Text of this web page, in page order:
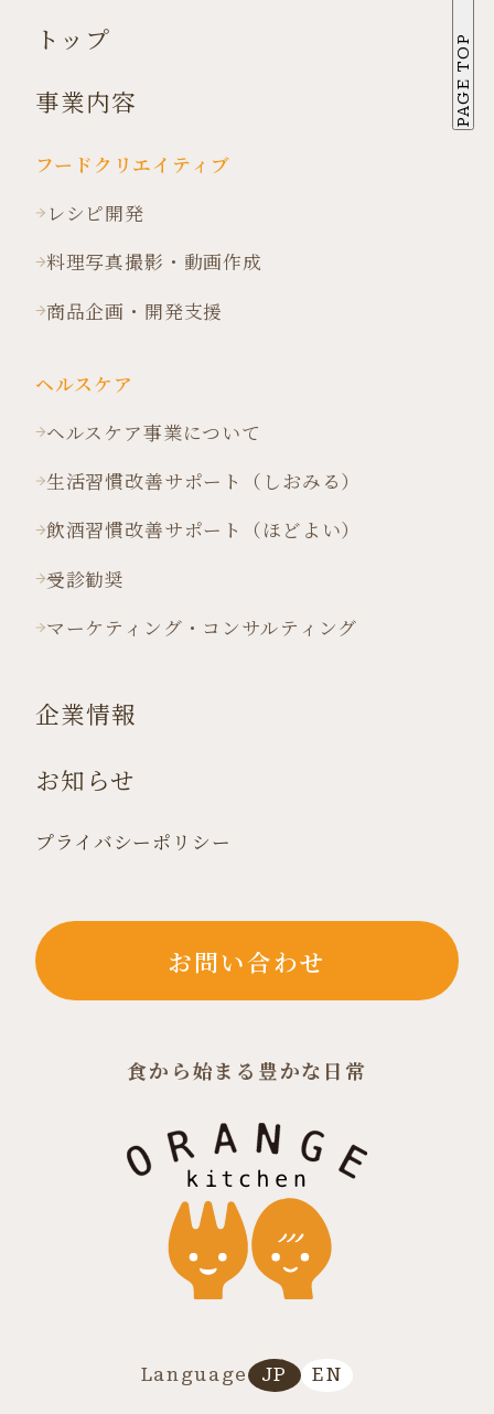
PAGE TOP
トップ
事業内容
フードクリエイティブ
レシピ開発
料理写真撮影・動画作成
商品企画・開発支援
ヘルスケア
ヘルスケア事業について
生活習慣改善サポート（しおみる）
飲酒習慣改善サポート（ほどよい）
受診勧奨
マーケティング・コンサルティング
企業情報
お知らせ
プライバシーポリシー
お問い合わせ
食から始まる豊かな日常
Language EN
JP